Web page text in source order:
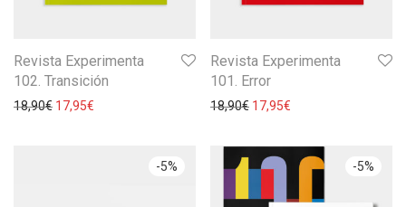
Revista Experimenta
102. Transición
18,90€ 17,95€
Revista Experimenta
101. Error
18,90€ 17,95€
-5% -5%